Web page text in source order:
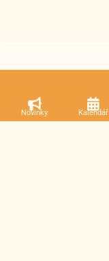
Novinky Kalendář